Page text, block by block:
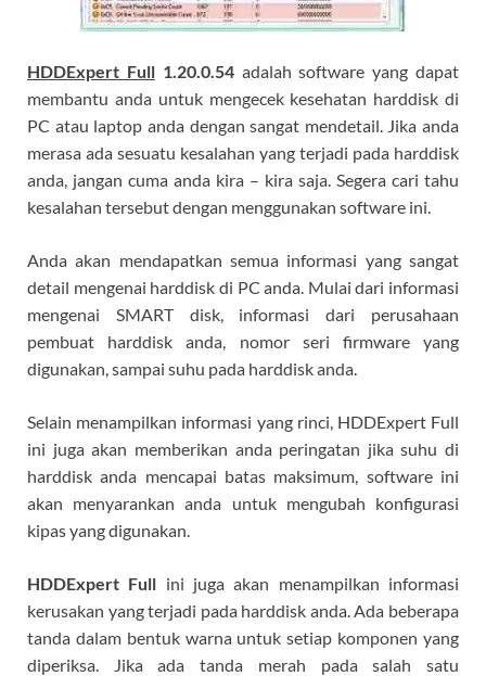
HDDExpert Full1.20.0.54 adalah software yang dapat
membantu anda untuk mengecek kesehatan harddisk di
PC atau laptop anda dengan sangat mendetail. Jika anda
merasa ada sesuatu kesalahan yang terjadi pada harddisk
anda, jangan cuma anda kira – kira saja. Segera cari tahu
kesalahan tersebut dengan menggunakan software ini.
Anda akan mendapatkan semua informasi yang sangat
detail mengenai harddisk di PC anda. Mulai dari informasi
mengenai SMART disk, informasi dari perusahaan
pembuat harddisk anda, nomor seri firmware yang
digunakan, sampai suhu pada harddisk anda.
Selain menampilkan informasi yang rinci, HDDExpert Full
ini juga akan memberikan anda peringatan jika suhu di
harddisk anda mencapai batas maksimum, software ini
akan menyarankan anda untuk mengubah konfigurasi
kipas yang digunakan.
HDDExpert Full ini juga akan menampilkan informasi
kerusakan yang terjadi pada harddisk anda. Ada beberapa
tanda dalam bentuk warna untuk setiap komponen yang
diperiksa. Jika ada tanda merah pada salah satu